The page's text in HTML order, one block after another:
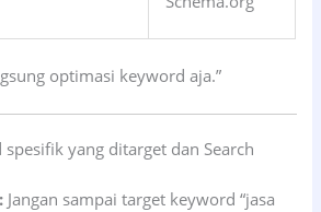
optimasi keyword aja.”
spesifik yang ditarget dan Search
Jangan sampai target keyword “jasa